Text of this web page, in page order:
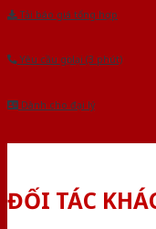
Tải báo giá tổng hợp
Yêu cầu gọi lại (3 phút)
Dành cho đại lý
ĐỐI TÁC